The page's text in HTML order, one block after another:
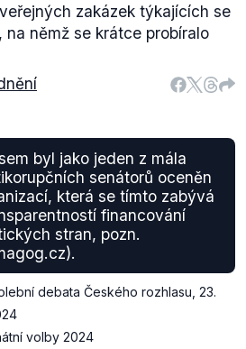
zakázek týkajících se
na němž se krátce probíralo
byl jako jeden z mála
senátorů oceněn
která se tímto zabývá
financování
stran, pozn.
debata Českého rozhlasu 23.
volby 2024